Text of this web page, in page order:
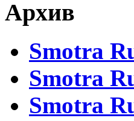
Архив
Smotra
Smotra
Smotra